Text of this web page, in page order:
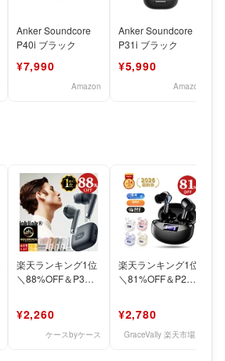
Anker Soundcore
P40i ブラック
¥7,990
Amazon
Anker Soundcore
P31i ブラック
¥5,990
Amazon
楽天ランキング1位
＼88%OFF＆P3倍
¥2,260
ケースbyケース
楽天ランキング1位
＼81%OFF＆P2倍
¥2,780
GraceVally 楽天市場店